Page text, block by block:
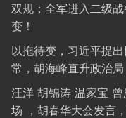
双规；全军进入二级
变！
以拖待变，习近平提
常，胡海峰直升政治局
汪洋 胡锦涛 温家宝
场 ，胡春华大会发言